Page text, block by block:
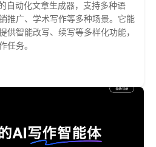
自动化文章生成器，支持多种语
推广、学术写作等多种场景。它能
供智能改写、续写等多样化功能，
任务。